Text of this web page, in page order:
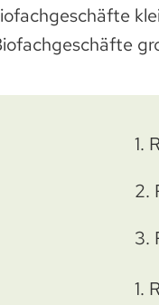
1.
2.
3.
1.